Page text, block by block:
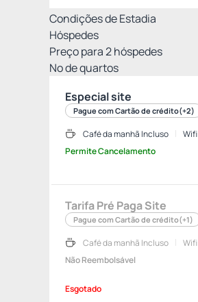
Condições de Estadia
Hóspedes
Preço para2hóspedes
Nº de quartos
Especial site
Pague com Cartão de crédito(+2)
Café da manhã Incluso
Wifi
Permite Cancelamento
Tarifa Pré Paga Site
Pague com Cartão de crédito(+1)
Café da manhã Incluso
Wifi
Não Reembolsável
Esgotado